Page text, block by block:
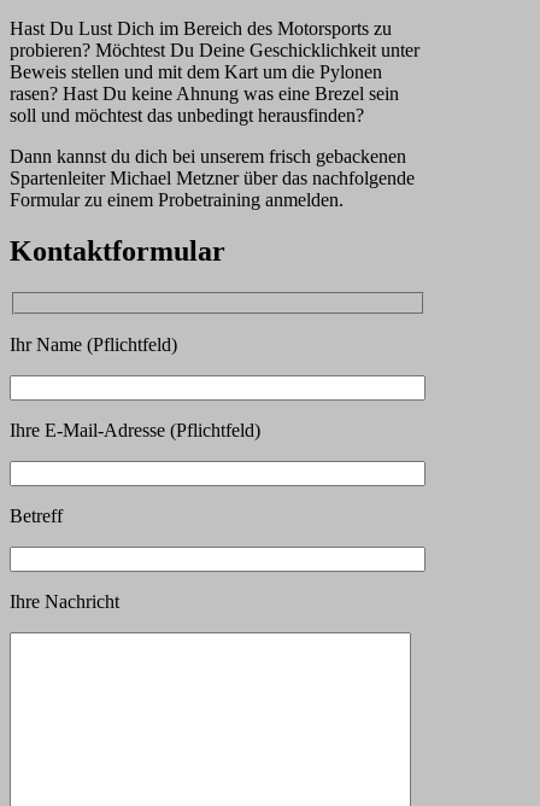
Hast Du Lust Dich im Bereich des Motorsports zu
probieren? Möchtest Du Deine Geschicklichkeit unter
Beweis stellen und mit dem Kart um die Pylonen
rasen? Hast Du keine Ahnung was eine Brezel sein
soll und möchtest das unbedingt herausfinden?
Dann kannst du dich bei unserem frisch gebackenen
Spartenleiter Michael Metzner über das nachfolgende
Formular zu einem Probetraining anmelden.
Kontaktformular
Ihr Name (Pflichtfeld)
Ihre E-Mail-Adresse (Pflichtfeld)
Betreff
Ihre Nachricht